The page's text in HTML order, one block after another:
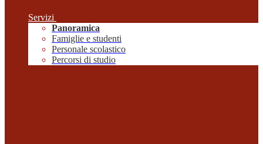
Servizi
Panoramica
Famiglie e studenti
Personale scolastico
Percorsi di studio